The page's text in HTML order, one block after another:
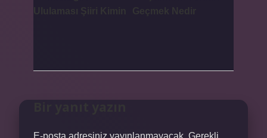
E-posta adresiniz yayınlanmayacak. Gerekli